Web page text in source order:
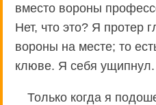
вместо вороны
Нет, что это? Я протер
вороны на месте; то
клюве. Я себя ущипнул.
Только когда я